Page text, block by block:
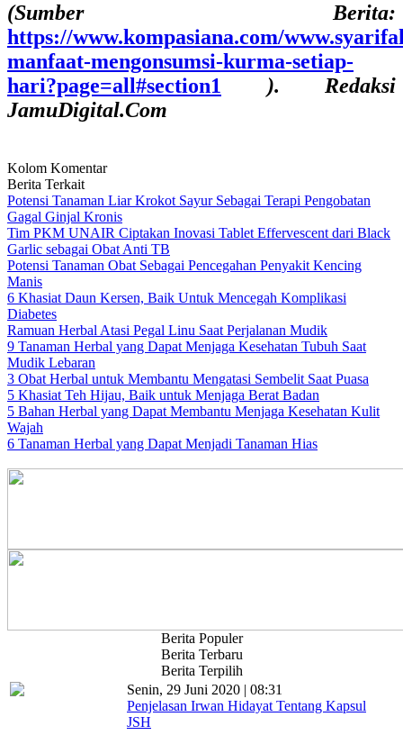
(Sumber Berita:
https://www.kompasiana.com/
manfaat-mengonsumsi-kurma-setiap-
hari?page=all#section1
). Redaksi
JamuDigital.Com
Kolom Komentar
Berita Terkait
Potensi Tanaman Liar Krokot Sayur Sebagai Terapi Pengobatan
Gagal Ginjal Kronis
Tim PKM UNAIR Ciptakan Inovasi Tablet Effervescent dari Black
Garlic sebagai Obat Anti TB
Potensi Tanaman Obat Sebagai Pencegahan Penyakit Kencing
Manis
6 Khasiat Daun Kersen, Baik Untuk Mencegah Komplikasi
Diabetes
Ramuan Herbal Atasi Pegal Linu Saat Perjalanan Mudik
9 Tanaman Herbal yang Dapat Menjaga Kesehatan Tubuh Saat
Mudik Lebaran
3 Obat Herbal untuk Membantu Mengatasi Sembelit Saat Puasa
5 Khasiat Teh Hijau, Baik untuk Menjaga Berat Badan
5 Bahan Herbal yang Dapat Membantu Menjaga Kesehatan Kulit
Wajah
6 Tanaman Herbal yang Dapat Menjadi Tanaman Hias
Berita Populer
Berita Terbaru
Berita Terpilih
Senin, 29 Juni 2020 | 08:31
Penjelasan Irwan Hidayat Tentang Kapsul
JSH